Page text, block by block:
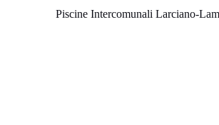
Piscine Intercomunali Larciano-